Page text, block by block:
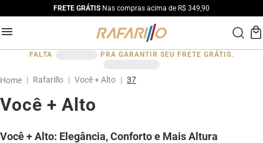
FRETE GRÁTIS Nas compras acima de R$ 349,90
FALTA PRA GARANTIR SEU FRETE GRÁTIS.
Rafarillo Você + Alto 37
Você + Alto
Você + Alto: Elegância, Conforto e Mais Altura